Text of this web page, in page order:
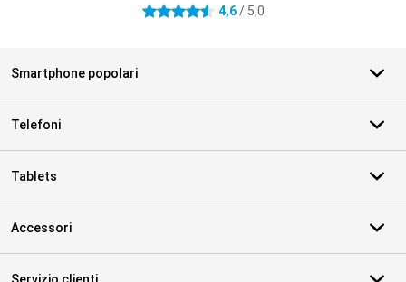
4.6 stelle 4,6/ 5,0
Smartphone popolari
Telefoni
Tablets
Accessori